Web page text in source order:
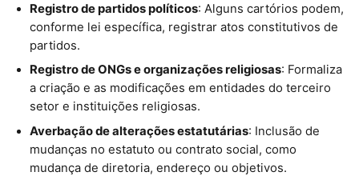
Registro de partidos políticos: Alguns cartórios podem,
conforme lei específica, registrar atos constitutivos de
partidos.
Registro de ONGs e organizações religiosas: Formaliza
a criação e as modificações em entidades do terceiro
setor e instituições religiosas.
Averbação de alterações estatutárias: Inclusão de
mudanças no estatuto ou contrato social, como
mudança de diretoria, endereço ou objetivos.